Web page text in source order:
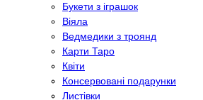
Букети з іграшок
Віяла
Ведмедики з троянд
Карти Таро
Квіти
Консервовані подарунки
Листівки